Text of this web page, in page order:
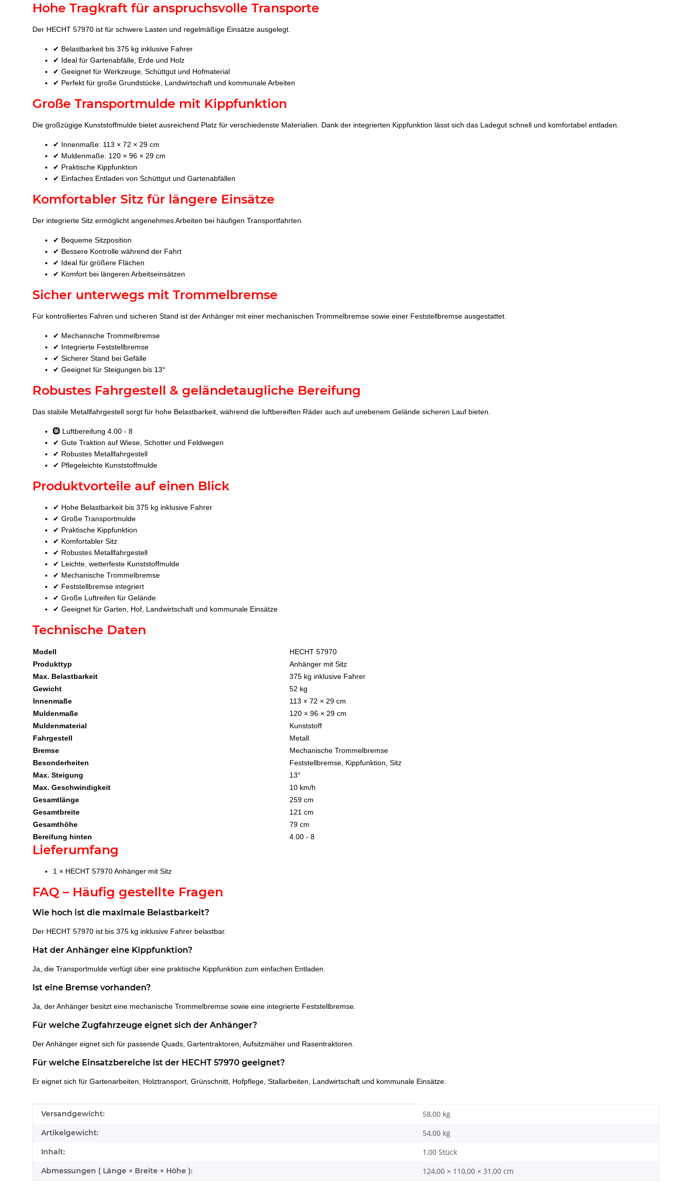
Hohe Tragkraft für anspruchsvolle Transporte
Der HECHT 57970 ist für schwere Lasten und regelmäßige Einsätze ausgelegt.
✔ Belastbarkeit bis 375 kg inklusive Fahrer
✔ Ideal für Gartenabfälle, Erde und Holz
✔ Geeignet für Werkzeuge, Schüttgut und Hofmaterial
✔ Perfekt für große Grundstücke, Landwirtschaft und kommunale Arbeiten
Große Transportmulde mit Kippfunktion
Die großzügige Kunststoffmulde bietet ausreichend Platz für verschiedenste Materialien. Dank der integrierten Kippfunktion lässt sich das Ladegut schnell und komfortabel entladen.
✔ Innenmaße: 113 × 72 × 29 cm
✔ Muldenmaße: 120 × 96 × 29 cm
✔ Praktische Kippfunktion
✔ Einfaches Entladen von Schüttgut und Gartenabfällen
Komfortabler Sitz für längere Einsätze
Der integrierte Sitz ermöglicht angenehmes Arbeiten bei häufigen Transportfahrten.
✔ Bequeme Sitzposition
✔ Bessere Kontrolle während der Fahrt
✔ Ideal für größere Flächen
✔ Komfort bei längeren Arbeitseinsätzen
Sicher unterwegs mit Trommelbremse
Für kontrolliertes Fahren und sicheren Stand ist der Anhänger mit einer mechanischen Trommelbremse sowie einer Feststellbremse ausgestattet.
✔ Mechanische Trommelbremse
✔ Integrierte Feststellbremse
✔ Sicherer Stand bei Gefälle
✔ Geeignet für Steigungen bis 13°
Robustes Fahrgestell & geländetaugliche Bereifung
Das stabile Metallfahrgestell sorgt für hohe Belastbarkeit, während die luftbereiften Räder auch auf unebenem Gelände sicheren Lauf bieten.
🛞 Luftbereifung 4.00 - 8
✔ Gute Traktion auf Wiese, Schotter und Feldwegen
✔ Robustes Metallfahrgestell
✔ Pflegeleichte Kunststoffmulde
Produktvorteile auf einen Blick
✔ Hohe Belastbarkeit bis 375 kg inklusive Fahrer
✔ Große Transportmulde
✔ Praktische Kippfunktion
✔ Komfortabler Sitz
✔ Robustes Metallfahrgestell
✔ Leichte, wetterfeste Kunststoffmulde
✔ Mechanische Trommelbremse
✔ Feststellbremse integriert
✔ Große Luftreifen für Gelände
✔ Geeignet für Garten, Hof, Landwirtschaft und kommunale Einsätze
Technische Daten
Modell
HECHT 57970
Produkttyp
Anhänger mit Sitz
Max. Belastbarkeit
375 kg inklusive Fahrer
Gewicht
52 kg
Innenmaße
113 × 72 × 29 cm
Muldenmaße
120 × 96 × 29 cm
Muldenmaterial
Kunststoff
Fahrgestell
Metall
Bremse
Mechanische Trommelbremse
Besonderheiten
Feststellbremse, Kippfunktion, Sitz
Max. Steigung
13°
Max. Geschwindigkeit
10 km/h
Gesamtlänge
259 cm
Gesamtbreite
121 cm
Gesamthöhe
79 cm
Bereifung hinten
4.00 - 8
Lieferumfang
1 × HECHT 57970 Anhänger mit Sitz
FAQ – Häufig gestellte Fragen
Wie hoch ist die maximale Belastbarkeit?
Der HECHT 57970 ist bis 375 kg inklusive Fahrer belastbar.
Hat der Anhänger eine Kippfunktion?
Ja, die Transportmulde verfügt über eine praktische Kippfunktion zum einfachen Entladen.
Ist eine Bremse vorhanden?
Ja, der Anhänger besitzt eine mechanische Trommelbremse sowie eine integrierte Feststellbremse.
Für welche Zugfahrzeuge eignet sich der Anhänger?
Der Anhänger eignet sich für passende Quads, Gartentraktoren, Aufsitzmäher und Rasentraktoren.
Für welche Einsatzbereiche ist der HECHT 57970 geeignet?
Er eignet sich für Gartenarbeiten, Holztransport, Grünschnitt, Hofpflege, Stallarbeiten, Landwirtschaft und kommunale Einsätze.
Produkteigenschaft
Wert
Versandgewicht: 58,00 kg
Artikelgewicht: 54,00 kg
Inhalt: 1,00 Stück
Abmessungen ( Länge × Breite × Höhe ): 124,00 × 110,00 × 31,00 cm